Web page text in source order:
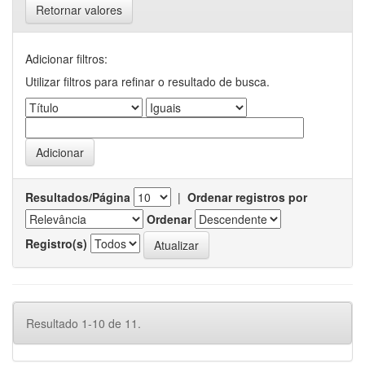
Retornar valores
Adicionar filtros:
Utilizar filtros para refinar o resultado de busca.
Resultados/Página | Ordenar registros por
Ordenar
Registro(s)
Resultado 1-10 de 11.